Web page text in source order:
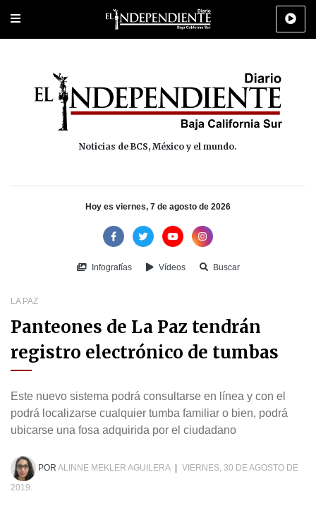
Portada Los Cabos Policiaca Deportes Cultura
Noticias de BCS, México y el mundo.
Hoy es viernes, 7 de agosto de 2026
Infografías Vídeos Buscar
LA PAZ
Panteones de La Paz tendrán
registro electrónico de tumbas
Este nuevo sistema podrá consultarse en línea y con el
podrá localizarse cualquier tumba familiar o bien, podrá
ubicarse una fosa adquirida por el ciudadano
POR ALINNE MEKLER AGUILERA
VIERNES, 30 DE AGOSTO DE
2019.